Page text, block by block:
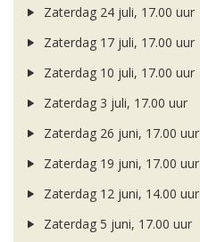
Zaterdag 24 juli, 17.00 uur
Zaterdag 17 juli, 17.00 uur
Zaterdag 10 juli, 17.00 uur
Zaterdag 3 juli, 17.00 uur
Zaterdag 26 juni, 17.00 uur
Zaterdag 19 juni, 17.00 uur
Zaterdag 12 juni, 14.00 uur
Zaterdag 5 juni, 17.00 uur